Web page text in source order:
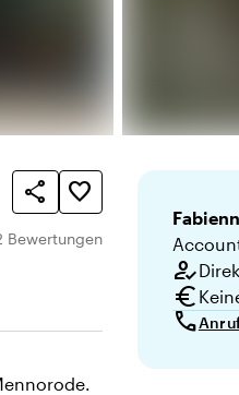
share
favorite_border
Bewertung von 9,1
der Bewertungen: 2
Bewertungen
how_to_reg
euro
call